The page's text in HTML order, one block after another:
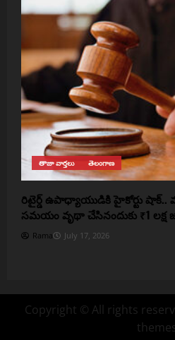
తాజా వార్తలు తెలంగాణ
రిటైర్డ్ ఉపాధ్యాయుడికి హైకోర్టు షాక్..
సమయం వృథా చేసినందుకు ₹1
Rama July 17, 2026
Copyright © All rights